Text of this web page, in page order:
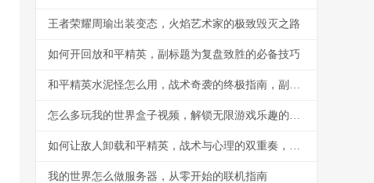
王者荣耀周瑜出装变态，火焰艺术家的极致毁灭之路
如何开回放和平精英，副标题为复盘致胜的必备技巧
和平精英水泥怪怎么用，战术奇袭的终极指南，副标题，水泥丛林中的隐形杀手
怎么多玩我的世界盒子视频，解锁无限游戏乐趣的钥匙
如何让敌人卸载和平精英，战术与心理的双重奏，副标题，一场没有硝烟的战争
我的世界怎么做服务器，从零开始的联机指南